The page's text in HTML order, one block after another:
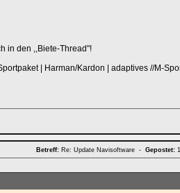
in den ,,Biete-Thread"!
| Harman/Kardon | adaptives //M-
Betreff: Re: Update Navisoftware - Gepostet: